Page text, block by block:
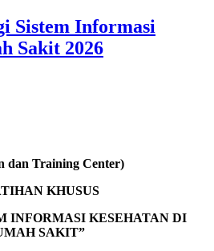
Sistem Informasi
Sakit 2026
dan Training Center)
KHUSUS
INFORMASI KESEHATAN DI
SAKIT”